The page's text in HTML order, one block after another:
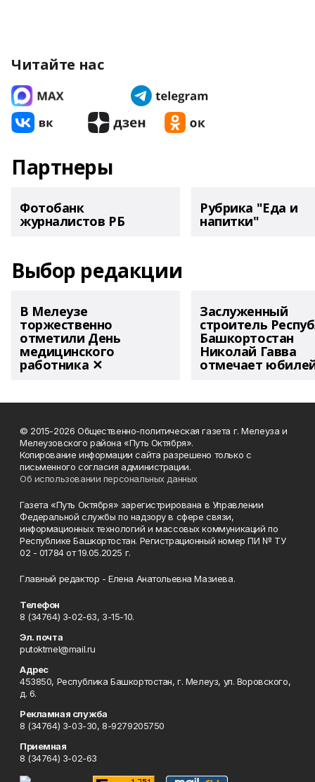
Читайте нас
Партнеры
Фотобанк
журналистов РБ
Рубрика "Еда и
напитки"
Выбор редакции
В Мелеузе
торжественно
отметили День
медицинского
работника ✕
Заслуженный
строитель
Башкортостан
Николай Гавва
отмечает
© 2015-2026 Общественно-политическая газета г. Мелеуза и
Мелеузовского района «Путь Октября».
Копирование информации сайта разрешено только с
письменного согласия администрации.
Об использовании персональных данных
Газета «Путь Октября» зарегистрирована в Управлении
Федеральной службы по надзору в сфере связи,
информационных технологий и массовых коммуникаций по
Республике Башкортостан. Регистрационный номер ПИ № ТУ
02 - 01784 от 19.05.2025 г.
Главный редактор - Елена Анатольевна Мазиева.
Телефон
8 (34764) 3-02-63, 3-15-10.
Эл. почта
putoktmel@mail.ru
Адрес
453850, Республика Башкортостан, г. Мелеуз, ул. Воровского,
д. 6.
Рекламная служба
8 (34764) 3-03-30, 8-9279205750
Приемная
8 (34764) 3-02-63